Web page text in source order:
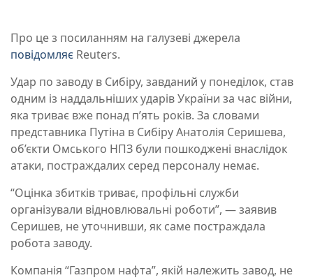
Про це з посиланням на галузеві джерела
повідомляє Reuters.
Удар по заводу в Сибіру, завданий у понеділок, став
одним із наддальніших ударів України за час війни,
яка триває вже понад п’ять років. За словами
представника Путіна в Сибіру Анатолія Серишева,
об’єкти Омського НПЗ були пошкоджені внаслідок
атаки, постраждалих серед персоналу немає.
“Оцінка збитків триває, профільні служби
організували відновлювальні роботи”, — заявив
Серишев, не уточнивши, як саме постраждала
робота заводу.
Компанія “Газпром нафта”, якій належить завод, не